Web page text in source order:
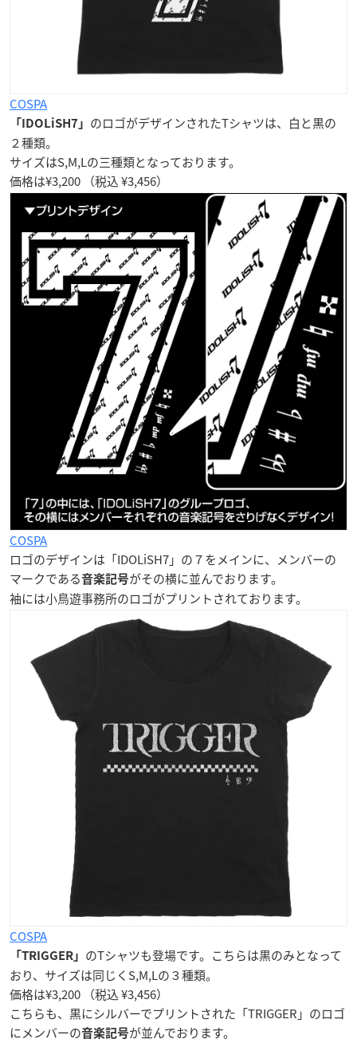
COSPA
「IDOLiSH7」 のロゴがデザインされたTシャツは、白と黒の
２種類。
サイズはS,M,Lの三種類となっております。
価格は¥3,200 （税込 ¥3,456）
COSPA
ロゴのデザインは「IDOLiSH7」の７をメインに、メンバーの
マークである音楽記号がその横に並んでおります。
袖には小鳥遊事務所のロゴがプリントされております。
COSPA
「TRIGGER」 のTシャツも登場です。こちらは黒のみとなって
おり、サイズは同じくS,M,Lの３種類。
価格は¥3,200 （税込 ¥3,456）
こちらも、黒にシルバーでプリントされた「TRIGGER」のロゴ
にメンバーの音楽記号が並んでおります。